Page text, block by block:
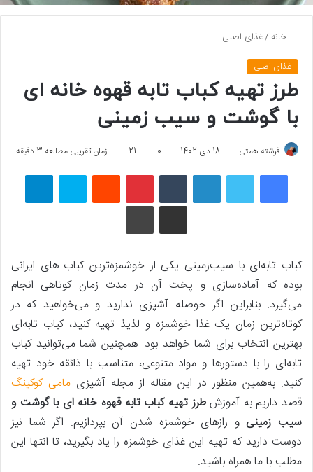
خانه /غذای اصلی
غذای اصلی
طرز تهیه کباب تابه قهوه خانه ای
با گوشت و سیب زمینی
فرشته همتی 18 دی 1402 0
21 زمان تقریبی مطالعه 3 دقیقه
فیسبوک لینکداین پینتریست اسکایپ
چاپ
کباب تابه‌ای با سیب‌زمینی یکی از خوشمزه‌ترین کباب های ایرانی
بوده که آماده‌سازی و پخت آن در مدت زمان کوتاهی انجام
می‌گیرد. بنابراین اگر حوصله آشپزی ندارید و می‌خواهید که در
کوتاه‌ترین زمان یک غذا خوشمزه و لذیذ تهیه کنید، کباب تابه‌ای
بهترین انتخاب برای شما خواهد بود. همچنین شما می‌توانید کباب
تابه‌ای را با دستورها و مواد متنوعی، متناسب با ذائقه خود تهیه
کنید. به‌همین منظور در این مقاله از مجله آشپزی مامی کوکینگ
قصد داریم به آموزشطرز تهیه کباب تابه قهوه خانه ای با گوشت و
سیب زمینیو رازهای خوشمزه شدن آن بپردازیم. اگر شما نیز
دوست دارید که تهیه این غذای خوشمزه را یاد بگیرید، تا انتها این
مطلب با ما همراه باشید.